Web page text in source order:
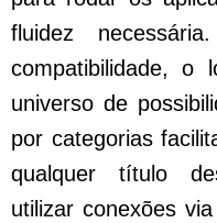
fluidez
compatibilidade, o
universo de
por categorias
qualquer título
utilizar conexões